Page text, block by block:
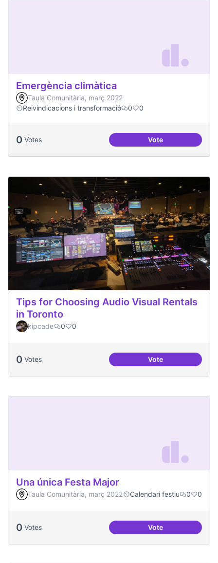
Emergència climàtica
Taula Comunitària, març 2022
Reivindicacions i transformació
0 0
0 Votes VoteEmergència
Tips for Choosing Audio Visual Rentals
in Toronto
kipcade 0 0
0 Votes VoteTips for Choosing
Una única Festa Major
Taula Comunitària, març 2022 Calendari festiu 0 0
0 Votes VoteUna única Festa